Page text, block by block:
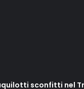
sconfitti nel